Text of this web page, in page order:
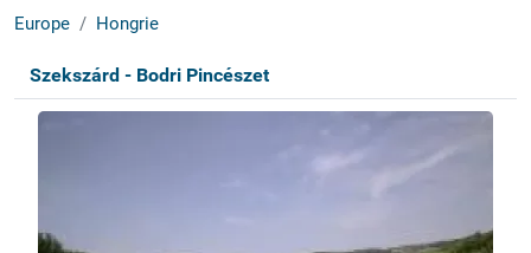
Europe Hongrie
Szekszárd - Bodri Pincészet